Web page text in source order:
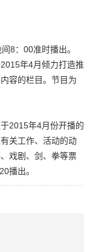
8：00准时播出。
年4月倾力打造推
容的栏目。节目为
2015年4月份开播的
关工作、活动的动
戏剧、剑、拳等票
播出。